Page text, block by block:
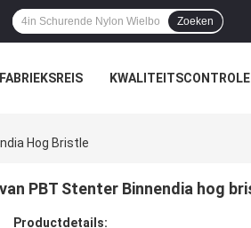
Zoeken
FABRIEKSREIS KWALITEITSCONTROLE
Hog Bristle
PBT Stenter Binnendia hog
Productdetails: